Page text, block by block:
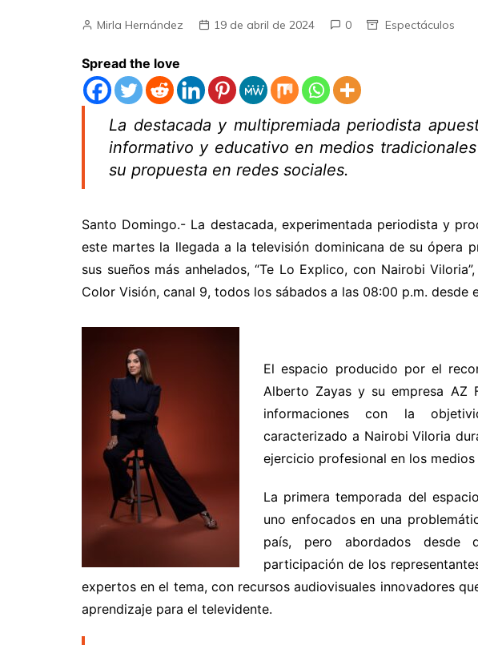
Mirla Hernández 19 de abril de 2024 0 Espectáculos
Spread the love
La destacada y multipremiada periodista
informativo y educativo en medios
su propuesta en redes sociales.
Santo Domingo.- La destacada, experimentada periodista y
este martes la llegada a la televisión dominicana de su ópera
sus sueños más anhelados, “Te Lo Explico, con Nairobi
Color Visión, canal 9, todos los sábados a las 08:00 p.m. desde
El espacio producido por el
Alberto Zayas y su empresa AZ
informaciones con la
caracterizado a Nairobi Viloria
ejercicio profesional en los
La primera temporada del
uno enfocados en una
país, pero abordados desde
participación de los
expertos en el tema, con recursos audiovisuales innovadores
aprendizaje para el televidente.